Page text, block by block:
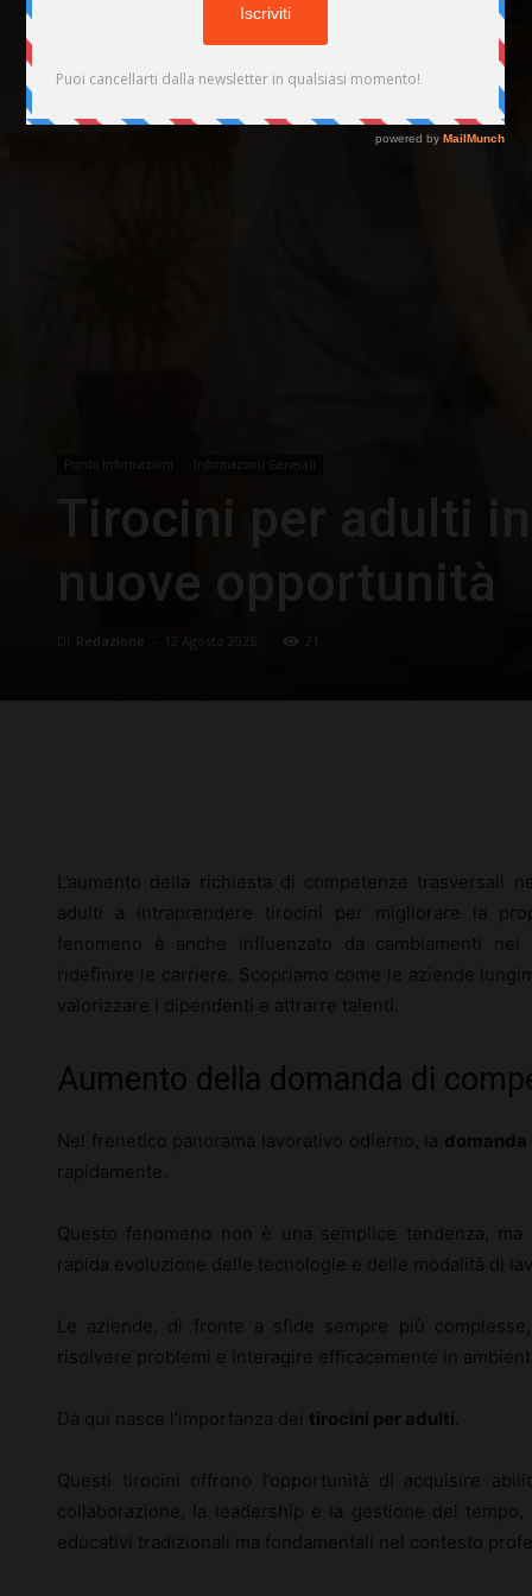
Punto Informazioni Informazioni Generali
Tirocini per adulti
nuove opportunità
Di Redazione 12 Agosto 2025 21
L’aumento della richiesta di competenze trasversali
adulti a intraprendere tirocini per migliorare la
fenomeno è anche influenzato da cambiamenti
ridefinire le carriere. Scopriamo come le aziende
valorizzare i dipendenti e attrarre talenti.
Aumento della domanda di
Nel frenetico panorama lavorativo odierno, la
rapidamente.
Questo fenomeno non è una semplice tendenza,
rapida evoluzione delle tecnologie e delle modalità di
Le aziende, di fronte a sfide sempre più
risolvere problemi e interagire efficacemente in
Da qui nasce l’importanza dei tirocini per adulti
Questi tirocini offrono l’opportunità di acquisire
collaborazione, la leadership e la gestione del
educativi tradizionali ma fondamentali nel contesto